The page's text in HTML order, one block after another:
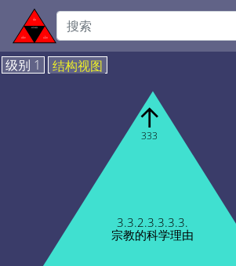
级别 1 结构视图
3.3.2.3.3.3.3.
宗教的科学理由
↑
333